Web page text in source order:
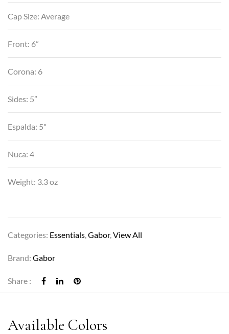
Cap Size: Average
Front: 6”
Corona: 6
Sides: 5”
Espalda: 5"
Nuca: 4
Weight: 3.3 oz
Categories: Essentials,Gabor,View All
Brand: Gabor
Share :